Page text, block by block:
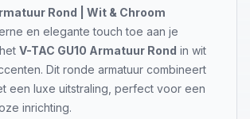
Rond | Wit & Chroom
en elegante touch toe aan je
V-TAC GU10 Armatuur Rond in wit
Dit ronde armatuur combineert
een luxe uitstraling, perfect voor een
inrichting.